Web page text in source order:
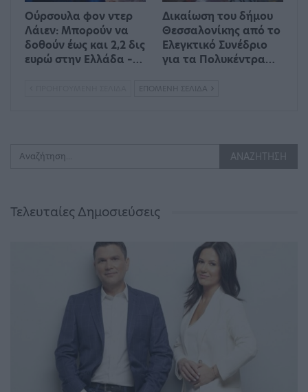
Ούρσουλα φον ντερ
Λάιεν: Μπορούν να
δοθούν έως και 2,2 δις
ευρώ στην Ελλάδα –…
Δικαίωση του δήμου
Θεσσαλονίκης από το
Ελεγκτικό Συνέδριο
για τα Πολυκέντρα…
ΕΠΌΜΕΝΗ ΣΕΛΊΔΑ
Τελευταίες Δημοσιεύσεις